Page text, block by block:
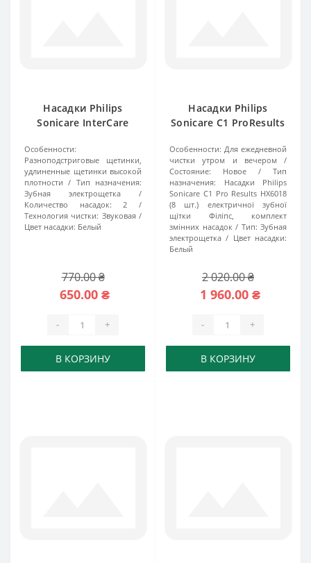
Насадки Philips
Sonicare InterCare
Особенности:
Разноподстриговые щетинки,
удлиненные щетинки высокой
плотности
Тип назначения:
Зубная электрощетка
Количество насадок:
2
Технология чистки: Звуковая
Цвет насадки: Белый
770.00 ₴
650.00 ₴
- +
В КОРЗИНУ
Насадки Philips
Sonicare C1 ProResults
Особенности: Для ежедневной
чистки утром и вечером
Состояние:
Новое
Тип
назначения:
Насадки Philips
Sonicare C1 Pro Results HX6018
(8 шт.) електричної зубної
щітки Філіпс, комплект
змінних насадок
Тип: Зубная
электрощетка
Цвет насадки:
Белый
2 020.00 ₴
1 960.00 ₴
- +
В КОРЗИНУ